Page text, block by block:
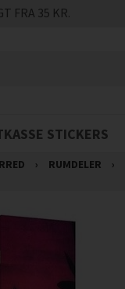
FRA 35 KR.
STICKERS
› RUMDELER ›